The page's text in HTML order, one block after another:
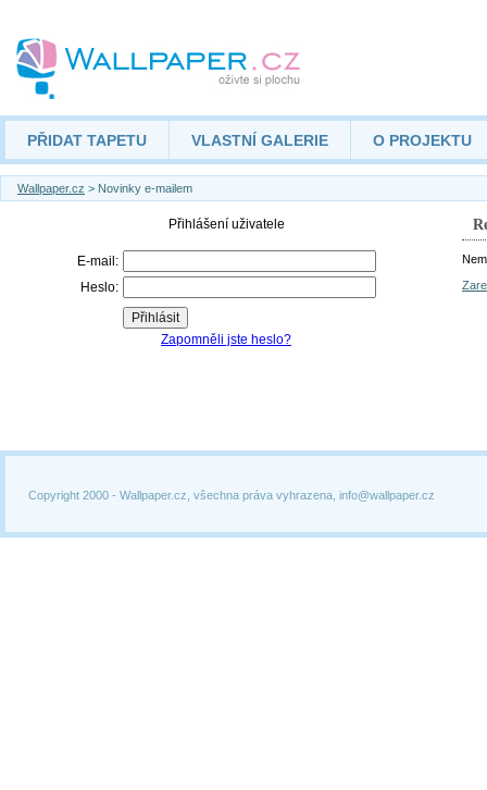
PŘIDAT TAPETU VLASTNÍ GALERIE O PROJEKTU
Wallpaper.cz > Novinky e-mailem
Copyright 2000 - Wallpaper.cz, všechna práva vyhrazena, info@wallpaper.cz